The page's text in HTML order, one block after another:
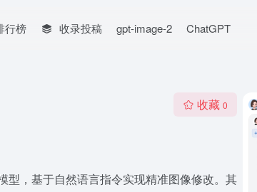
行榜 收录投稿 gpt-image-2 ChatGPT
收藏 0
型，基于自然语言指令实现精准图像修改。其